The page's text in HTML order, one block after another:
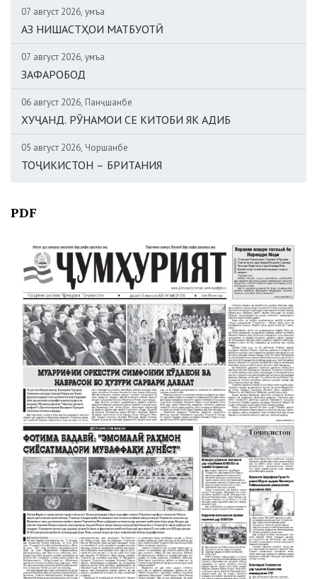
07 август 2026, Ҷумъа
АЗ НИШАСТҲОИ МАТБУОТӢ
07 август 2026, Ҷумъа
ЗАФАРОБОД
06 август 2026, Панҷшанбе
ХУҶАНД. РӮНАМОИ СЕ КИТОБИ ЯК АДИБ
05 август 2026, Чоршанбе
ТОҶИКИСТОН – БРИТАНИЯ
PDF